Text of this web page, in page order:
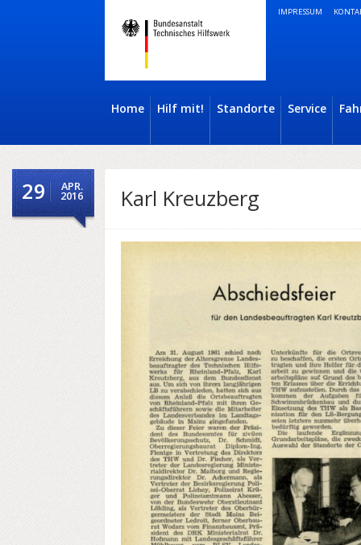
IMPRESSUM
Home Hilf mit! Standorte Service
29 APR.
2016 Karl Kreuzberg